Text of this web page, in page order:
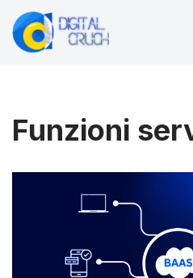
Vai
Funzioni